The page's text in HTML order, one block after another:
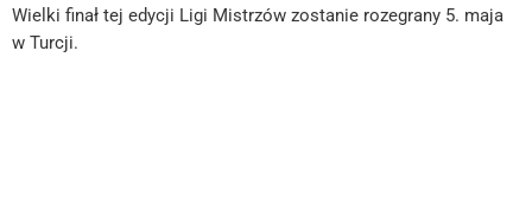
Wielki finał tej edycji Ligi Mistrzów zostanie rozegrany 5. maja
w Turcji.